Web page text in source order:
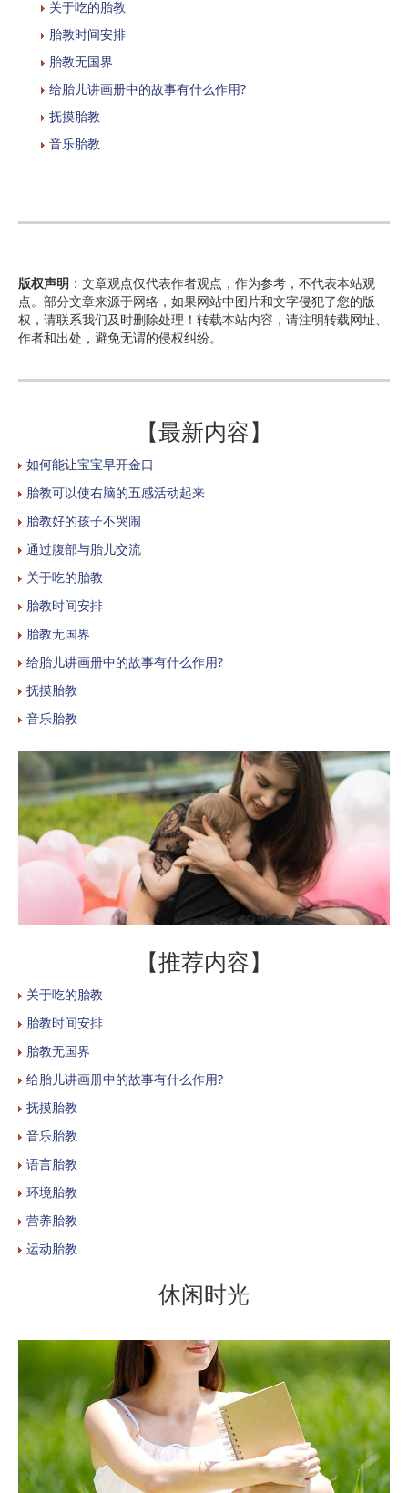
关于吃的胎教
胎教时间安排
胎教无国界
给胎儿讲画册中的故事有什么作用?
抚摸胎教
音乐胎教
版权声明 ：文章观点仅代表作者观点，作为参考，不代表本站观
点。部分文章来源于网络，如果网站中图片和文字侵犯了您的版
权，请联系我们及时删除处理！转载本站内容，请注明转载网址、
作者和出处，避免无谓的侵权纠纷。
【最新内容】
如何能让宝宝早开金口
胎教可以使右脑的五感活动起来
胎教好的孩子不哭闹
通过腹部与胎儿交流
关于吃的胎教
胎教时间安排
胎教无国界
给胎儿讲画册中的故事有什么作用?
抚摸胎教
音乐胎教
【推荐内容】
关于吃的胎教
胎教时间安排
胎教无国界
给胎儿讲画册中的故事有什么作用?
抚摸胎教
音乐胎教
语言胎教
环境胎教
营养胎教
运动胎教
休闲时光